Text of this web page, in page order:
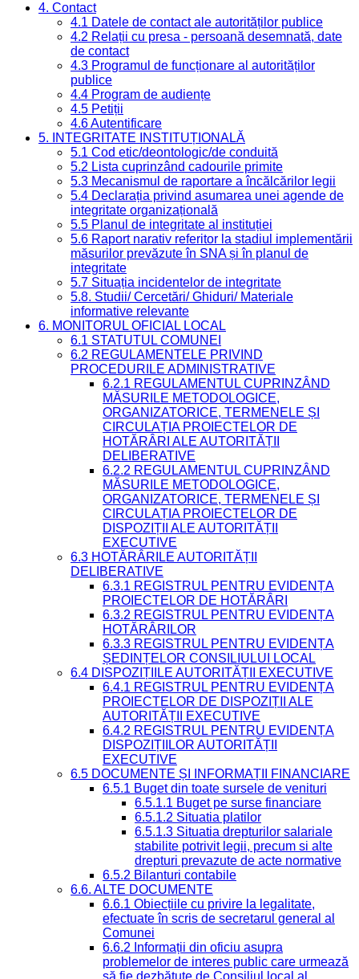
4. Contact
4.1 Datele de contact ale autorităților publice
4.2 Relații cu presa - persoană desemnată, date
de contact
4.3 Programul de funcționare al autorităților
publice
4.4 Program de audiențe
4.5 Petiții
4.6 Autentificare
5. INTEGRITATE INSTITUȚIONALĂ
5.1 Cod etic/deontologic/de conduită
5.2 Lista cuprinzând cadourile primite
5.3 Mecanismul de raportare a încălcărilor legii
5.4 Declarația privind asumarea unei agende de
integritate organizațională
5.5 Planul de integritate al instituției
5.6 Raport narativ referitor la stadiul implementării
măsurilor prevăzute în SNA și în planul de
integritate
5.7 Situația incidentelor de integritate
5.8. Studii/ Cercetări/ Ghiduri/ Materiale
informative relevante
6. MONITORUL OFICIAL LOCAL
6.1 STATUTUL COMUNEI
6.2 REGULAMENTELE PRIVIND
PROCEDURILE ADMINISTRATIVE
6.2.1 REGULAMENTUL CUPRINZÂND
MĂSURILE METODOLOGICE,
ORGANIZATORICE, TERMENELE ȘI
CIRCULAȚIA PROIECTELOR DE
HOTĂRÂRI ALE AUTORITĂȚII
DELIBERATIVE
6.2.2 REGULAMENTUL CUPRINZÂND
MĂSURILE METODOLOGICE,
ORGANIZATORICE, TERMENELE ȘI
CIRCULAȚIA PROIECTELOR DE
DISPOZIȚII ALE AUTORITĂȚII
EXECUTIVE
6.3 HOTĂRÂRILE AUTORITĂȚII
DELIBERATIVE
6.3.1 REGISTRUL PENTRU EVIDENȚA
PROIECTELOR DE HOTĂRÂRI
6.3.2 REGISTRUL PENTRU EVIDENȚA
HOTĂRÂRILOR
6.3.3 REGISTRUL PENTRU EVIDENȚA
ȘEDINȚELOR CONSILIULUI LOCAL
6.4 DISPOZIȚIILE AUTORITĂȚII EXECUTIVE
6.4.1 REGISTRUL PENTRU EVIDENȚA
PROIECTELOR DE DISPOZIȚII ALE
AUTORITĂȚII EXECUTIVE
6.4.2 REGISTRUL PENTRU EVIDENȚA
DISPOZIȚIILOR AUTORITĂȚII
EXECUTIVE
6.5 DOCUMENTE ȘI INFORMAȚII FINANCIARE
6.5.1 Buget din toate sursele de venituri
6.5.1.1 Buget pe surse financiare
6.5.1.2 Situatia platilor
6.5.1.3 Situatia drepturilor salariale
stabilite potrivit legii, precum si alte
drepturi prevazute de acte normative
6.5.2 Bilanturi contabile
6.6. ALTE DOCUMENTE
6.6.1 Obiecțiile cu privire la legalitate,
efectuate în scris de secretarul general al
Comunei
6.6.2 Informații din oficiu asupra
problemelor de interes public care urmează
să fie dezbătute de Consiliul local al